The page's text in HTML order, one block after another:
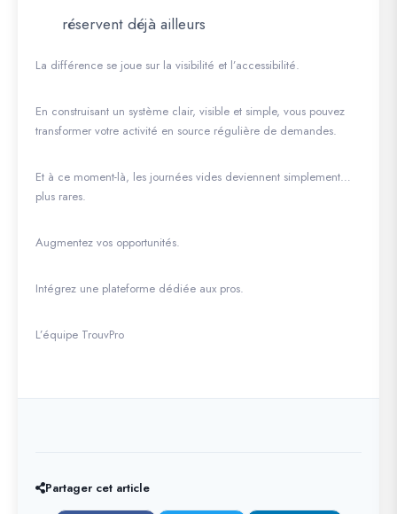
réservent déjà ailleurs
La différence se joue sur la visibilité et l’accessibilité.
En construisant un système clair, visible et simple, vous pouvez
transformer votre activité en source régulière de demandes.
Et à ce moment-là, les journées vides deviennent simplement…
plus rares.
Augmentez vos opportunités.
Intégrez une plateforme dédiée aux pros.
L’équipe TrouvPro
Partager cet article